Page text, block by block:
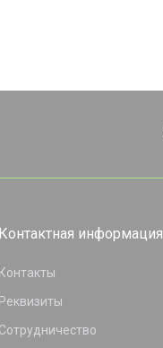
Контактная информация
Контакты
Реквизиты
Сотрудничество